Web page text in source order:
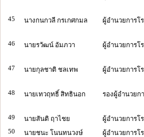
45 นางกนกวลี กรเกศกมล ผู้อำนวยการโ
46 นายรวัฒน์ อัมภวา ผู้อำนวยการโ
47 นายกุลชาติ ชลเทพ ผู้อำนวยการโ
48 นายเทวฤทธิ์ สิทธินอก รองผู้อำนวยก
49 นายสันติ ฤาไชย
ผู้อำนวยการโ
50
นายชนะ โนนทนวงษ์
ผู้อำนวยการโ